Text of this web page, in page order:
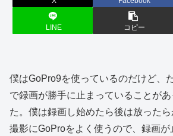
LINE コピー
僕はGoPro9を使っているのだけど、
で録画が勝手に止まっていることが
た。僕は録画し始めたら後は放った
撮影にGoProをよく使うので、録画が